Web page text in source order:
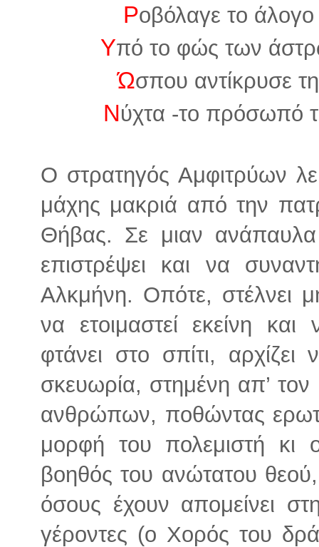
Ροβόλαγε το
Υπό το φώς των
Ώσπου αντίκρυσε
Νύχτα -το πρόσωπό
Ο στρατηγός Αμφιτρύων
μάχης μακριά από την
Θήβας. Σε μιαν
επιστρέψει και να
Αλκμήνη. Οπότε, στέλνει
να ετοιμαστεί εκείνη
φτάνει στο σπίτι,
σκευωρία, στημένη απ’
ανθρώπων, ποθώντας
μορφή του πολεμιστή κι
βοηθός του ανώτατου
όσους έχουν απομείνει
γέροντες (ο Χορός του